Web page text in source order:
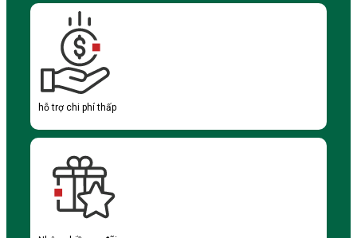
hỗ trợ chi phí thấp